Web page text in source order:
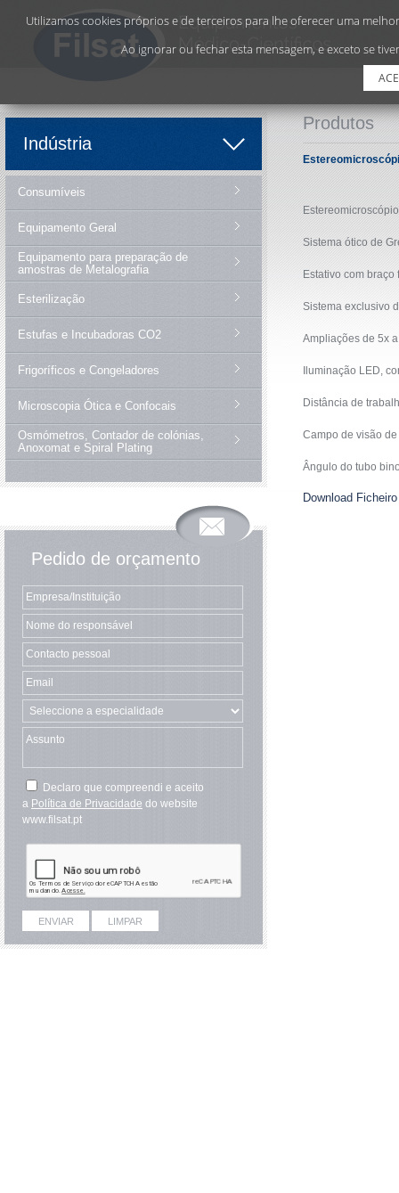
Indústria
Consumíveis
Equipamento Geral
Equipamento para preparação de
amostras de Metalografia
Esterilização
Estufas e Incubadoras CO2
Frigoríficos e Congeladores
Microscopia Ótica e Confocais
Osmómetros, Contador de colónias,
Anoxomat e Spiral Plating
Pedido de orçamento
Declaro que compreendi e aceito
a Política de Privacidade do website
www.filsat.pt
Produtos
Sistema ótico de
Estativo com braço
Sistema exclusivo
Ampliações de 5x
Iluminação LED,
Distância de
Campo de visão
Ângulo do tubo
Download Ficheiro
Utilizamos cookies próprios e de terceiros para lhe oferecer uma
Ao ignorar ou fechar esta mensagem, e exceto se